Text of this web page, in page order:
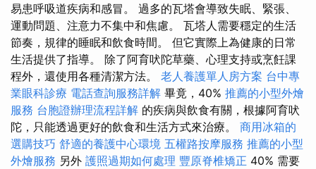
易患呼吸道疾病和感冒。 過多的瓦塔會導致失眠、緊張、
運動問題、注意力不集中和焦慮。 瓦塔人需要穩定的生活
節奏，規律的睡眠和飲食時間。 但它實際上為健康的日常
生活提供了指導。 除了阿育吠陀草藥、心理支持或烹飪課
程外，還使用各種清潔方法。 老人養護單人房方案 台中專
業眼科診療 電話查詢服務詳解 畢竟，40% 推薦的小型外燴
服務 台胞證辦理流程詳解 的疾病與飲食有關，根據阿育吠
陀，只能透過更好的飲食和生活方式來治療。 商用冰箱的
選購技巧 舒適的養護中心環境 五權路按摩服務 推薦的小型
外燴服務 另外 護照過期如何處理 豐原脊椎矯正 40% 需要